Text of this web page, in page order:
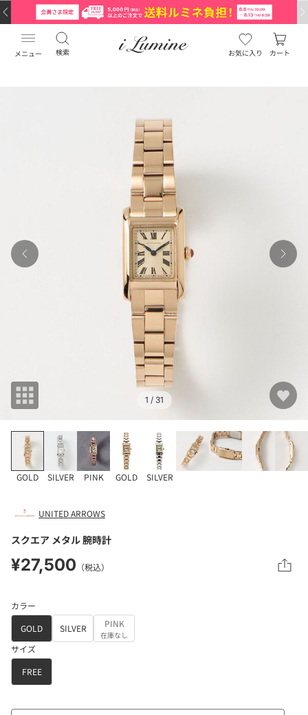
メニュー 検索 お気に入り カート
1 / 31
GOLD SILVER PINK GOLD SILVER
UNITED ARROWS
スクエア メタル 腕時計
¥27,500 （税込）
カラー
GOLD
SILVER PINK
在庫なし
サイズ
FREE